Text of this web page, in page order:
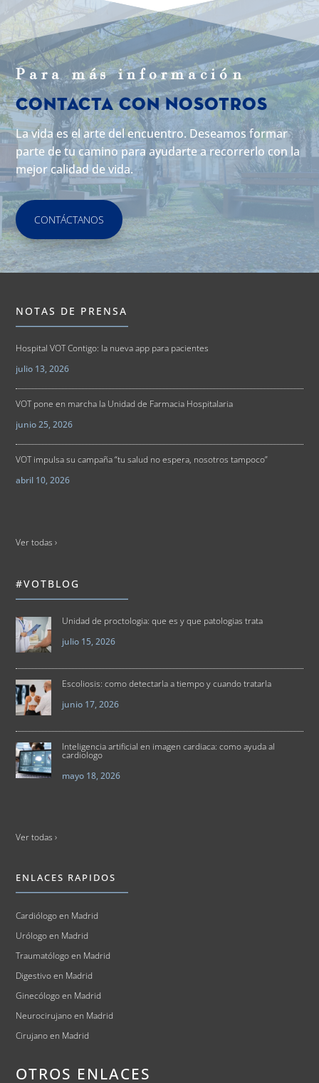
Para más información
Contacta con Nosotros
La vida es el arte del encuentro. Deseamos formar
parte de tu camino para ayudarte a recorrerlo con la
mejor calidad de vida.
CONTÁCTANOS
NOTAS DE PRENSA
Hospital VOT Contigo: la nueva app para pacientes
julio 13, 2026
VOT pone en marcha la Unidad de Farmacia Hospitalaria
junio 25, 2026
VOT impulsa su campaña “tu salud no espera, nosotros tampoco”
abril 10, 2026
Ver todas ›
#VOTBLOG
Unidad de proctologia: que es y que patologias trata
julio 15, 2026
Escoliosis: como detectarla a tiempo y cuando tratarla
junio 17, 2026
Inteligencia artificial en imagen cardiaca: como ayuda al
cardiologo
mayo 18, 2026
Ver todas ›
ENLACES RAPIDOS
Cardiólogo en Madrid
Urólogo en Madrid
Traumatólogo en Madrid
Digestivo en Madrid
Ginecólogo en Madrid
Neurocirujano en Madrid
Cirujano en Madrid
OTROS ENLACES